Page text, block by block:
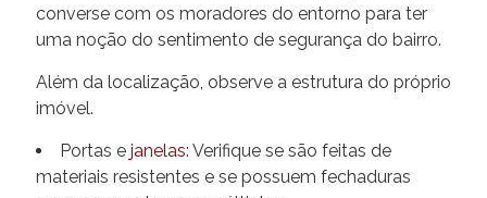
converse com os moradores do entorno para ter
uma noção do sentimento de segurança do bairro.
Além da localização, observe a estrutura do próprio
imóvel.
Portas e janelas: Verifique se são feitas de
materiais resistentes e se possuem fechaduras